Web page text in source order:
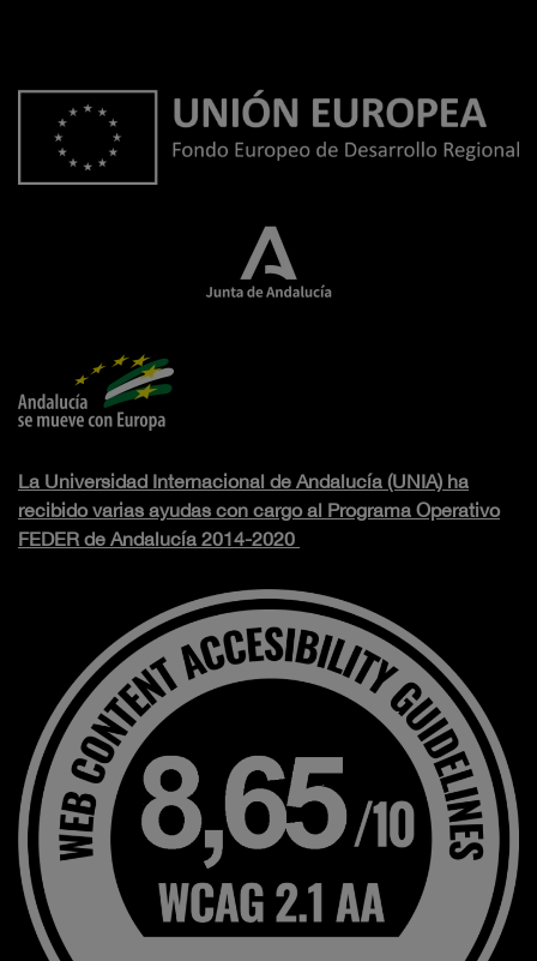
La Universidad Internacional de Andalucía (UNIA) ha
recibido varias ayudas con cargo al Programa Operativo
FEDER de Andalucía 2014-2020